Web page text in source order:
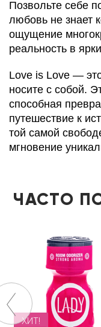
Позвольте себе
любовь не знает
ощущение
реальность в
Love is Love —
носите с собой.
способная
путешествие к
той самой
мгновение
ЧАСТО
ХИТ!